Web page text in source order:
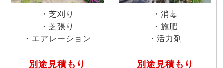
・芝刈り
・芝張り
・エアレーション
別途見積もり
・消毒
・施肥
・活力剤
別途見積もり